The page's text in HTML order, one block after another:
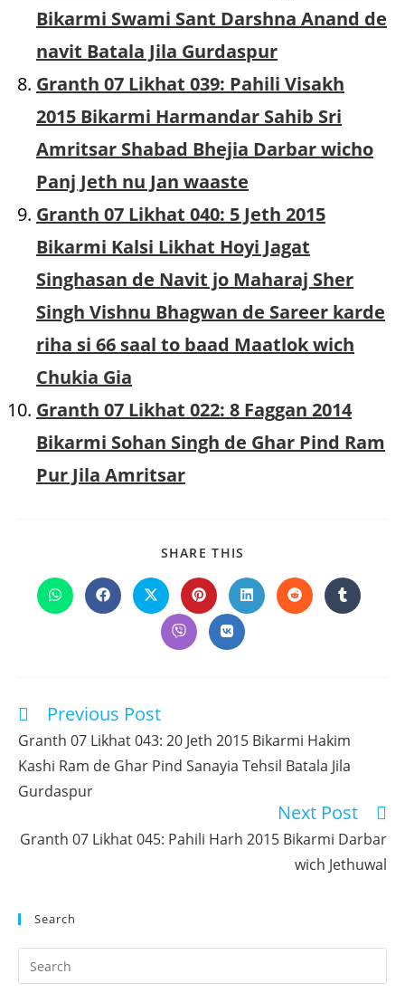
Bikarmi Swami Sant Darshna Anand de
navit Batala Jila Gurdaspur
Granth 07 Likhat 039: Pahili Visakh
2015 Bikarmi Harmandar Sahib Sri
Amritsar Shabad Bhejia Darbar wicho
Panj Jeth nu Jan waaste
Granth 07 Likhat 040: 5 Jeth 2015
Bikarmi Kalsi Likhat Hoyi Jagat
Singhasan de Navit jo Maharaj Sher
Singh Vishnu Bhagwan de Sareer karde
riha si 66 saal to baad Maatlok wich
Chukia Gia
Granth 07 Likhat 022: 8 Faggan 2014
Bikarmi Sohan Singh de Ghar Pind Ram
Pur Jila Amritsar
SHARE THIS
CONTENT
Opens
in
Opens
in
Opens
in
new
window
Opens
in
new
window
Opens
in
Opens
in
Opens
in
Opens
in
Opens
in
Read
articles
Previous Post
Granth 07 Likhat 043: 20 Jeth 2015 Bikarmi Hakim
Kashi Ram de Ghar Pind Sanayia Tehsil Batala Jila
Gurdaspur
Next Post
Granth 07 Likhat 045: Pahili Harh 2015 Bikarmi Darbar
wich Jethuwal
Search